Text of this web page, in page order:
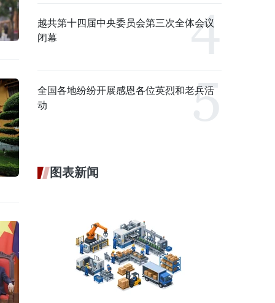
越共第十四届中央委员会第三次全体会议
闭幕
全国各地纷纷开展感恩各位英烈和老兵活
动
图表新闻